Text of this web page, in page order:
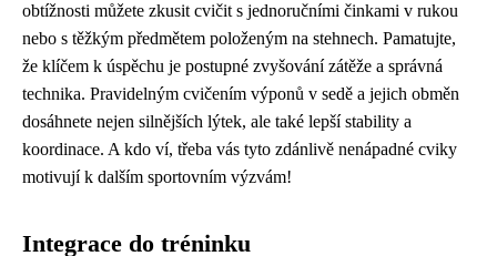
obtížnosti můžete zkusit cvičit s jednoručními činkami v rukou
nebo s těžkým předmětem položeným na stehnech. Pamatujte,
že klíčem k úspěchu je postupné zvyšování zátěže a správná
technika. Pravidelným cvičením výponů v sedě a jejich obměn
dosáhnete nejen silnějších lýtek, ale také lepší stability a
koordinace. A kdo ví, třeba vás tyto zdánlivě nenápadné cviky
motivují k dalším sportovním výzvám!
Integrace do tréninku